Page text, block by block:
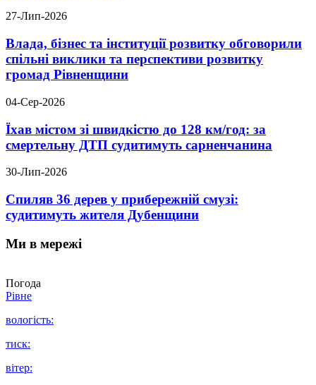
27-Лип-2026
Влада, бізнес та інституції розвитку обговорили
спільні виклики та перспективи розвитку
громад Рівненщини
04-Сер-2026
Їхав містом зі швидкістю до 128 км/год: за
смертельну ДТП судитимуть сарненчанина
30-Лип-2026
Спиляв 36 дерев у прибережній смузі:
судитимуть жителя Дубенщини
Ми в мережі
Погода
Рівне
вологість:
тиск:
вітер: